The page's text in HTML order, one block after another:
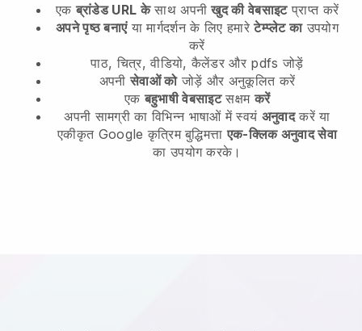
एकब्रांडेड URL केसाथ अपनीखुद की वेबसाइटप्राप्त करें
अपने पृष्ठ बनाएंया मार्गदर्शन के लिए हमारेटेम्प्लेट काउपयोग
करें
पाठ, चित्र, वीडियो, कैलेंडर और pdfs जोड़ें
अपनीसेवाओं कोजोड़ें और अनुकूलित करें
एकबहुभाषी वेबसाइटसक्षमकरें
अपनी सामग्री का विभिन्न भाषाओं में स्वयं अनुवादकरें या
एकीकृत Google कृत्रिम बुद्धिमत्ताएक-क्लिक अनुवाद सेवा
का उपयोग करके।